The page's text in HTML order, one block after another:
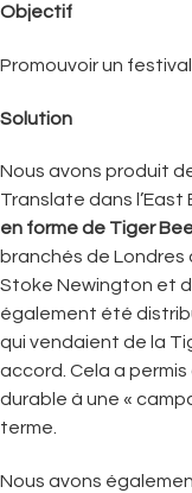
Objectif
Promouvoir un
Solution
Nous avons produit
Translate dans l’East
en forme de Tiger
branchés de Londres
Stoke Newington et
également été
qui vendaient de la
accord. Cela a
durable à une «
terme.
Nous avons